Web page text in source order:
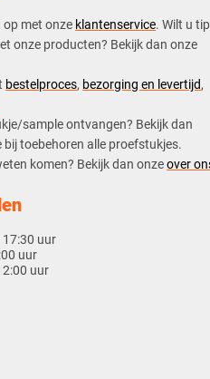
met onze klantenservice. Wilt u
onze producten? Bekijk dan onze
bestelproces, bezorging en levertijd,
sample ontvangen? Bekijk dan
bij toebehoren alle proefstukjes.
komen? Bekijk dan onzeover
17:30 uur
uur
uur